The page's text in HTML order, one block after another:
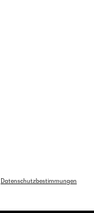
Datenschutzbestimmungen